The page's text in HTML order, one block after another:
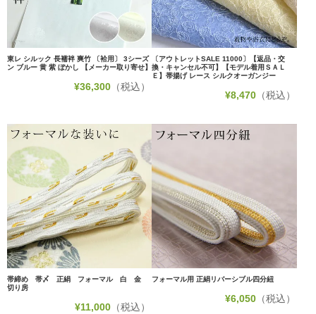
東レ シルック 長襦袢 爽竹 〔袷用〕 3シーズ
ン ブルー 黄 紫 ぼかし 【メーカー取り寄せ】
¥36,300 （税込）
〔アウトレットSALE 11000〕【返品・交
換・キャンセル不可】【モデル着用ＳＡＬ
Ｅ】帯揚げ レース シルクオーガンジー
¥8,470（税込）
帯締め 帯〆 正絹 フォーマル 白 金
切り房
¥11,000 （税込）
フォーマル用 正絹リバーシブル四分紐
¥6,050（税込）